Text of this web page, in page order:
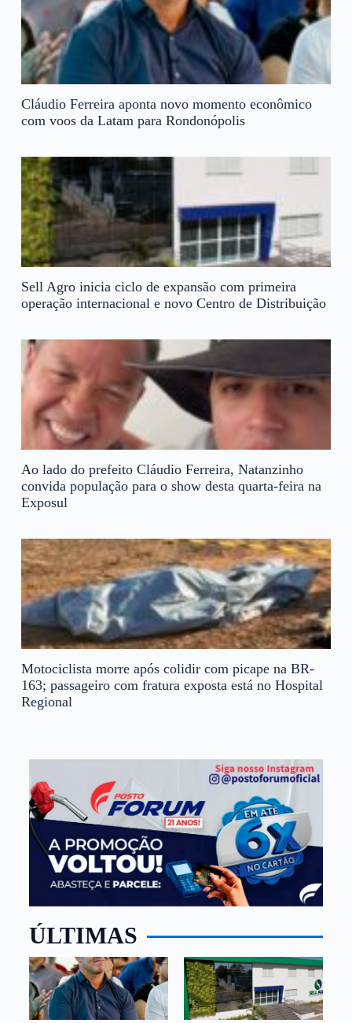
Cláudio Ferreira aponta novo momento econômico
com voos da Latam para Rondonópolis
Sell Agro inicia ciclo de expansão com primeira
operação internacional e novo Centro de Distribuição
Ao lado do prefeito Cláudio Ferreira, Natanzinho
convida população para o show desta quarta-feira na
Exposul
Motociclista morre após colidir com picape na BR-
163; passageiro com fratura exposta está no Hospital
Regional
ÚLTIMAS